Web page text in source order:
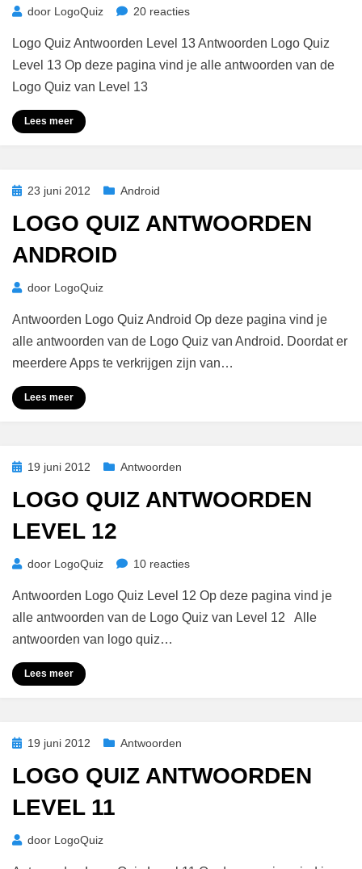
door LogoQuiz 20 reactiesop
Quiz
Antwoorden
Logo Quiz Antwoorden Level 13 Antwoorden Logo Quiz
Level 13 Op deze pagina vind je alle antwoorden van de
Logo Quiz van Level 13
Lees meer
Geplaatst
23 juni 2012 Android
LOGO QUIZ ANTWOORDEN
ANDROID
door LogoQuiz
Antwoorden Logo Quiz Android Op deze pagina vind je
alle antwoorden van de Logo Quiz van Android. Doordat er
meerdere Apps te verkrijgen zijn van…
Lees meer
Geplaatst
19 juni 2012 Antwoorden
LOGO QUIZ ANTWOORDEN
LEVEL 12
door LogoQuiz 10 reactiesop
Quiz
Antwoorden
Antwoorden Logo Quiz Level 12 Op deze pagina vind je
alle antwoorden van de Logo Quiz van Level 12 Alle
antwoorden van logo quiz…
Lees meer
Geplaatst
19 juni 2012 Antwoorden
LOGO QUIZ ANTWOORDEN
LEVEL 11
door LogoQuiz